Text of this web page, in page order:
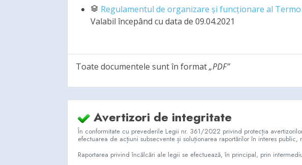
Regulamentul de organizare și funcționare al
Valabil începând cu data de 09.04.2021
Toate documentele sunt în format„PDF”
Avertizori de integritate
În conformitate cu prevederile Legii nr. 361/2022 privind protecția
efectuarea de acțiuni subsecvente și soluționarea raportărilor în interes
Raportarea privind încălcări ale legii se efectuează, în principal, prin